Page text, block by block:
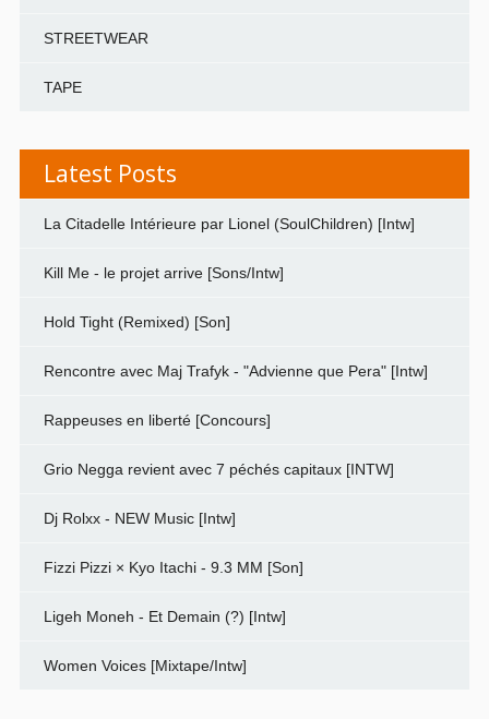
STREETWEAR
TAPE
Latest Posts
La Citadelle Intérieure par Lionel (SoulChildren) [Intw]
Kill Me - le projet arrive [Sons/Intw]
Hold Tight (Remixed) [Son]
Rencontre avec Maj Trafyk - "Advienne que Pera" [Intw]
Rappeuses en liberté [Concours]
Grio Negga revient avec 7 péchés capitaux [INTW]
Dj Rolxx - NEW Music [Intw]
Fizzi Pizzi × Kyo Itachi - 9.3 MM [Son]
Ligeh Moneh - Et Demain (?) [Intw]
Women Voices [Mixtape/Intw]